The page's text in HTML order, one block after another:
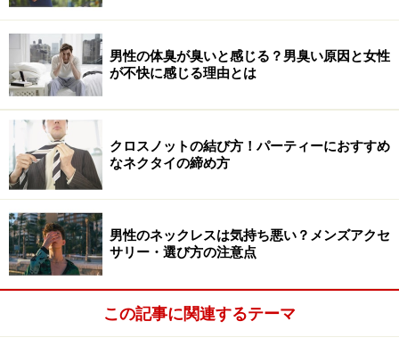
手順05
Photo：石井幸久
首もとのループに大剣先を下から上に引き上げます。
男性の体臭が臭いと感じる？男臭い原因と女性
が不快に感じる理由とは
クロスノットの結び方！パーティーにおすすめ
なネクタイの締め方
男性のネックレスは気持ち悪い？メンズアクセ
サリー・選び方の注意点
この記事に関連するテーマ